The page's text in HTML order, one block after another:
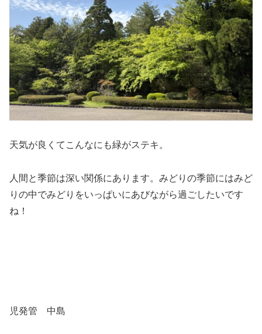
天気が良くてこんなにも緑がステキ。
人間と季節は深い関係にあります。みどりの季節にはみど
りの中でみどりをいっぱいにあびながら過ごしたいです
ね！
児発管 中島